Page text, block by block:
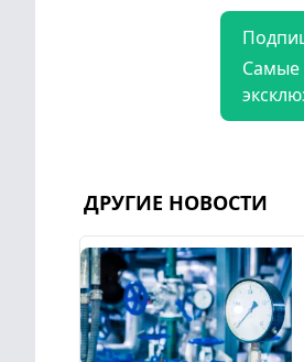
Самые
ДРУГИЕ НОВОСТИ